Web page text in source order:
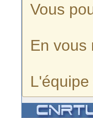
Vous
En vous